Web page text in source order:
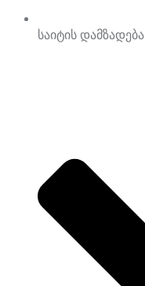
საიტის დამზადება